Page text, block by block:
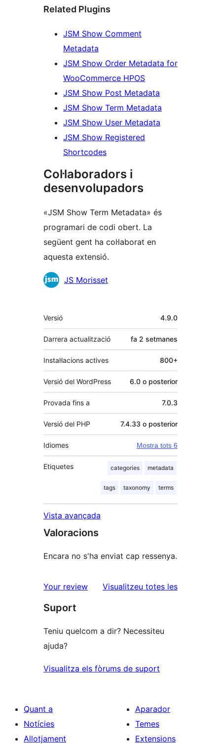
Related Plugins
JSM Show Comment
Metadata
JSM Show Order Metadata for
WooCommerce HPOS
JSM Show Post Metadata
JSM Show Term Metadata
JSM Show User Metadata
JSM Show Registered
Shortcodes
Col·laboradors i
desenvolupadors
«JSM Show Term Metadata» és
programari de codi obert. La
següent gent ha col·laborat en
aquesta extensió.
Col·laboradors
JS Morisset
Meta
Versió 4.9.0
Darrera actualització fa 2 setmanes
Instal·lacions actives 800+
Versió del WordPress 6.0 o posterior
Provada fins a 7.0.3
Versió del PHP 7.4.33 o posterior
Idiomes Mostra tots 6
Etiquetes categories metadata
tags taxonomy terms
Vista avançada
Valoracions
Encara no s'ha enviat cap ressenya.
Your review Visualitzeu totes lesressenyes
Suport
Teniu quelcom a dir? Necessiteu
ajuda?
Visualitza els fòrums de suport
Quant a
Notícies
Allotjament
Aparador
Temes
Extensions